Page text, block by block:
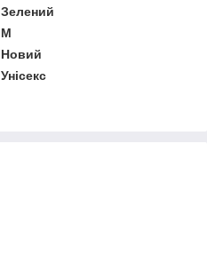
Зелений
M
Новий
Унісекс